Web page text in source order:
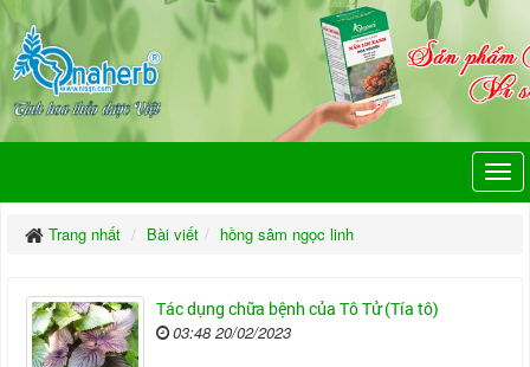
Trang nhất Bài viết hồng sâm ngọc linh
Tác dụng chữa bệnh của Tô Tử (Tía tô)
03:48 20/02/2023